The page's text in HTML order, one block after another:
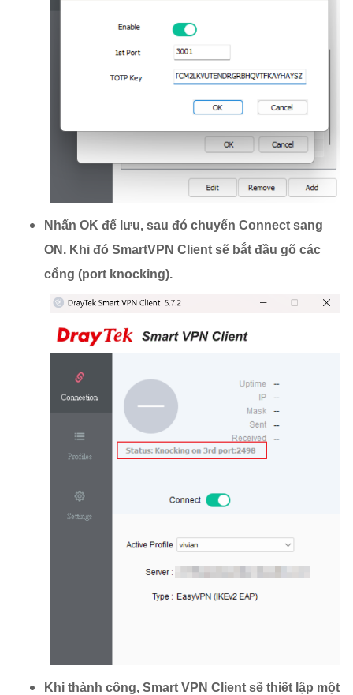
Nhấn OK để lưu, sau đó chuyển Connect sang
ON. Khi đó SmartVPN Client sẽ bắt đầu gõ các
cổng (port knocking).
Khi thành công, Smart VPN Client sẽ thiết lập một